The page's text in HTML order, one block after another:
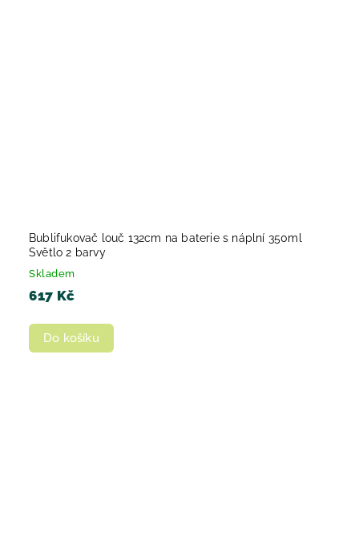
Bublifukovač louč 132cm na baterie s náplní 350ml
Světlo 2 barvy
Skladem
617 Kč
Do košíku